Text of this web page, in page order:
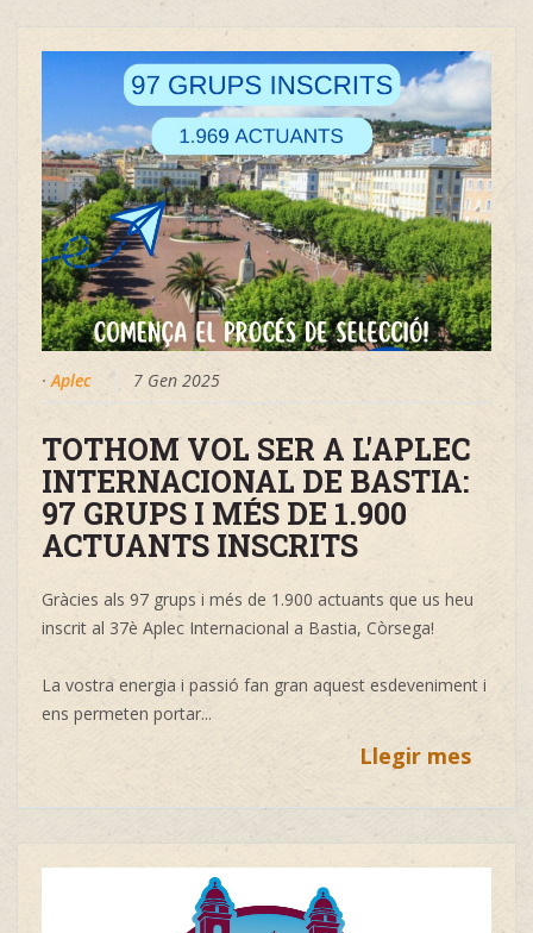
·Aplec 7 Gen 2025
TOTHOM VOL SER A L'APLEC
INTERNACIONAL DE BASTIA:
97 GRUPS I MÉS DE 1.900
ACTUANTS INSCRITS
Gràcies als 97 grups i més de 1.900 actuants que us heu
inscrit al 37è Aplec Internacional a Bastia, Còrsega!
La vostra energia i passió fan gran aquest esdeveniment i
ens permeten portar...
Llegir mes